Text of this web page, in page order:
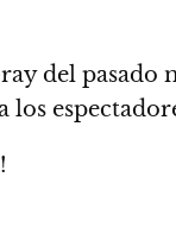
del pasado
los